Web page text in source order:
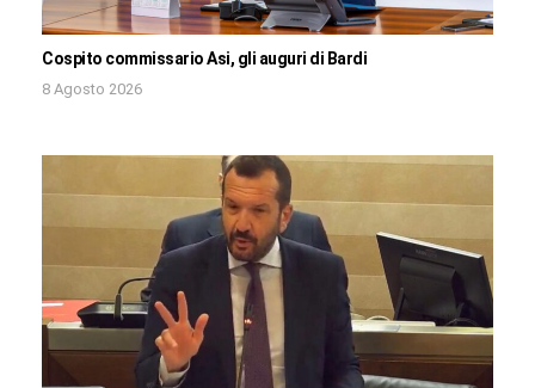
Cospito commissario Asi, gli auguri di Bardi
8 Agosto 2026